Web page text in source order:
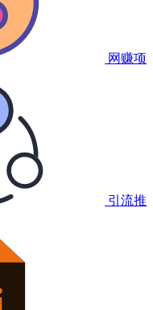
网赚项
引流推